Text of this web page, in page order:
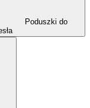
Poduszki do